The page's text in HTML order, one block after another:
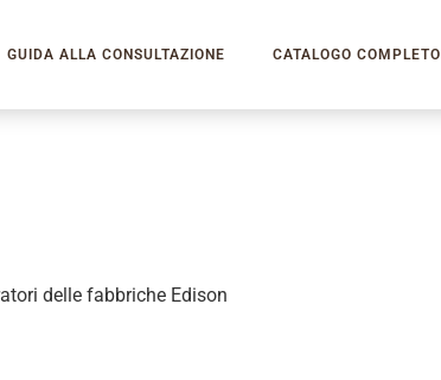
GUIDA ALLA CONSULTAZIONE CATALOGO COMPLETO
delle fabbriche Edison